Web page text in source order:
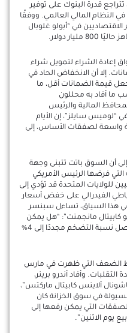
قدرة البنوك على توفير
النظام المالي العالمي. ووفقًا
في “أبولو غلوبال
دولار.
إعادة الشراء لتمويل شراء
إلا أن الانخفاض الحاد في
قيمة الضمانات أقل، ما
ما أفاد به محللون
المالية والرئيس
“لوميس سايلز”، إن الأيام
واسعة لصفقات الأساس، إلى
أن السوق باتت تتبنى وجهة
فرضها الرئيس الأمريكي
للولايات المتحدة قد تؤدي إلى
الفيدرالي على خفض أسعار
هذا السياق، تساءل سبنسر
كابيتال مانجمنت”: “هل يمكن
بالفعل أن نشتري السندات بينما قد تصل نسبة التضخم مجددًا إلى 4%
الضعف التي ظهرت في مارس
التقلبات. وأفاد أندرو برينر،
ألاينس كابيتال ماركتس”،
في سوق الخزانة كان
التي يمكن رفعها إلى
يوم الاثنين”.